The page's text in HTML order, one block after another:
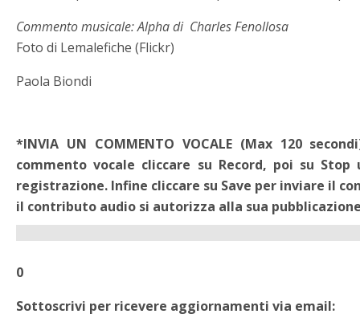
Commento musicale: Alpha di Charles Fenollosa
Foto di Lemalefiche (Flickr)
Paola Biondi
*INVIA UN COMMENTO VOCALE (Max 120
commento vocale cliccare su Record, poi su
registrazione. Infine cliccare su Save per inviare il
il contributo audio si autorizza alla sua
0
Sottoscrivi per ricevere aggiornamenti via email: